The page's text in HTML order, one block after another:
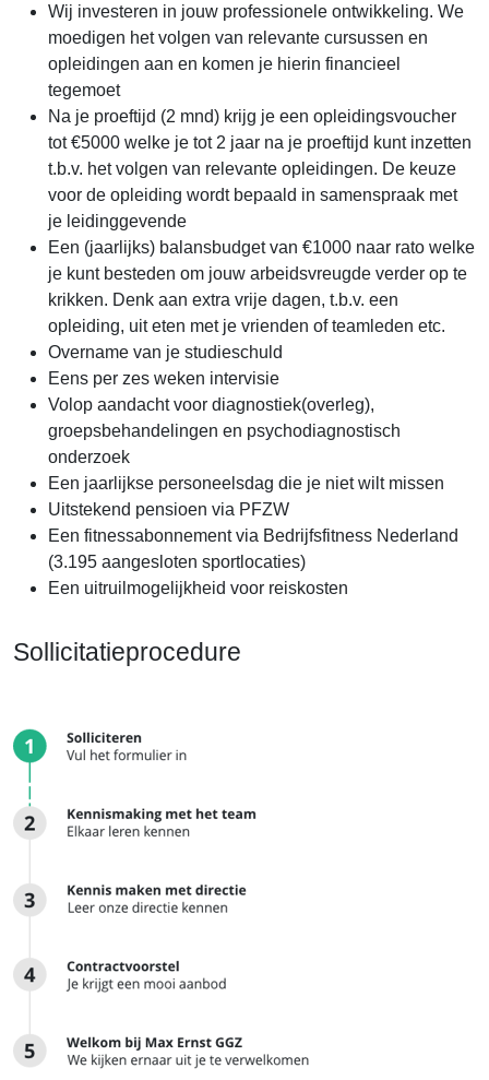
Wij investeren in jouw professionele ontwikkeling. We
moedigen het volgen van relevante cursussen en
opleidingen aan en komen je hierin financieel
tegemoet
Na je proeftijd (2 mnd) krijg je een opleidingsvoucher
tot €5000 welke je tot 2 jaar na je proeftijd kunt inzetten
t.b.v. het volgen van relevante opleidingen. De keuze
voor de opleiding wordt bepaald in samenspraak met
je leidinggevende
Een (jaarlijks) balansbudget van €1000 naar rato welke
je kunt besteden om jouw arbeidsvreugde verder op te
krikken. Denk aan extra vrije dagen, t.b.v. een
opleiding, uit eten met je vrienden of teamleden etc.
Overname van je studieschuld
Eens per zes weken intervisie
Volop aandacht voor diagnostiek(overleg),
groepsbehandelingen en psychodiagnostisch
onderzoek
Een jaarlijkse personeelsdag die je niet wilt missen
Uitstekend pensioen via PFZW
Een fitnessabonnement via Bedrijfsfitness Nederland
(3.195 aangesloten sportlocaties)
Een uitruilmogelijkheid voor reiskosten
Sollicitatieprocedure